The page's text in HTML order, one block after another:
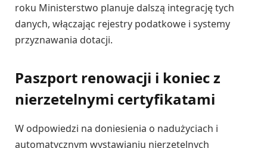
roku Ministerstwo planuje dalszą integrację tych
danych, włączając rejestry podatkowe i systemy
przyznawania dotacji.
Paszport renowacji i koniec z
nierzetelnymi certyfikatami
W odpowiedzi na doniesienia o nadużyciach i
automatycznym wystawianiu nierzetelnych